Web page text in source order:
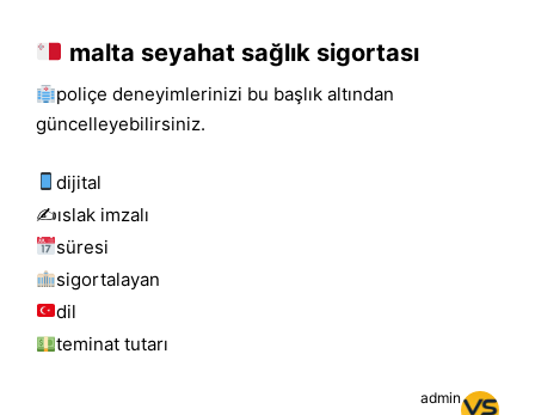
malta seyahat sağlık sigortası
poliçe deneyimlerinizi bu başlık altından
güncelleyebilirsiniz.
dijital
✍️islak i̇mzalı
süresi
sigortalayan
dil
teminat tutarı
admin